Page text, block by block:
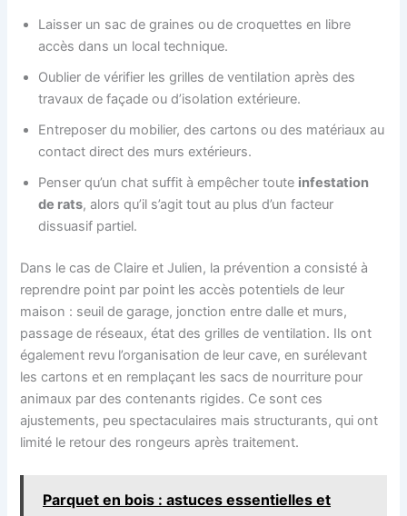
Laisser un sac de graines ou de croquettes en libre
accès dans un local technique.
Oublier de vérifier les grilles de ventilation après des
travaux de façade ou d’isolation extérieure.
Entreposer du mobilier, des cartons ou des matériaux au
contact direct des murs extérieurs.
Penser qu’un chat suffit à empêcher toute infestation
de rats, alors qu’il s’agit tout au plus d’un facteur
dissuasif partiel.
Dans le cas de Claire et Julien, la prévention a consisté à
reprendre point par point les accès potentiels de leur
maison : seuil de garage, jonction entre dalle et murs,
passage de réseaux, état des grilles de ventilation. Ils ont
également revu l’organisation de leur cave, en surélevant
les cartons et en remplaçant les sacs de nourriture pour
animaux par des contenants rigides. Ce sont ces
ajustements, peu spectaculaires mais structurants, qui ont
limité le retour des rongeurs après traitement.
Parquet en bois : astuces essentielles et